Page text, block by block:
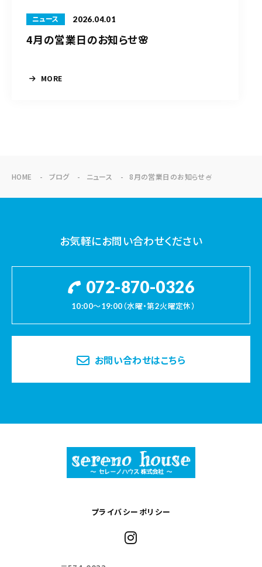
ニュース 2026.04.01
4月の営業日のお知らせ🌸
MORE
HOME ブログ ニュース 8月の営業日のお知らせ🍧
お気軽にお問い合わせください
072-870-0326
10:00～19:00（水曜・第2火曜定休）
お問い合わせはこちら
プライバシーポリシー